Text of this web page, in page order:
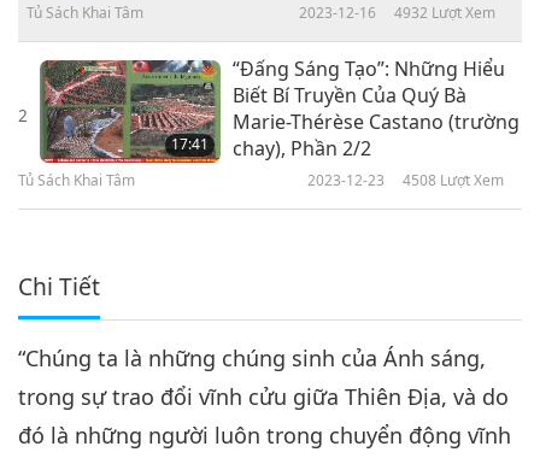
Tủ Sách Khai Tâm 2023-12-16 4932 Lượt Xem
2
17:41
“Đấng Sáng Tạo”: Những Hiểu
Biết Bí Truyền Của Quý Bà
Marie-Thérèse Castano (trường
chay), Phần 2/2
Tủ Sách Khai Tâm 2023-12-23 4508 Lượt Xem
Chi Tiết
“Chúng ta là những chúng sinh của Ánh sáng,
trong sự trao đổi vĩnh cửu giữa Thiên Địa, và do
đó là những người luôn trong chuyển động vĩnh